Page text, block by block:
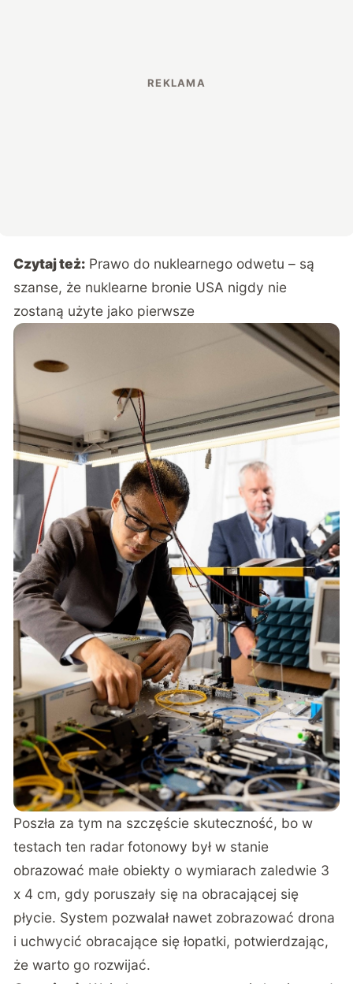
Czytaj też: Prawo do nuklearnego odwetu – są
szanse, że nuklearne bronie USA nigdy nie
zostaną użyte jako pierwsze
Poszła za tym na szczęście skuteczność, bo w
testach ten radar fotonowy był w stanie
obrazować małe obiekty o wymiarach zaledwie 3
x 4 cm, gdy poruszały się na obracającej się
płycie. System pozwalał nawet zobrazować drona
i uchwycić obracające się łopatki, potwierdzając,
że warto go rozwijać.